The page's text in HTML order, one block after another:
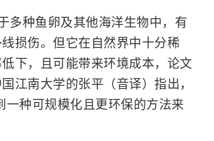
多种鱼卵及其他海洋生物中，有
损伤。但它在自然界中十分稀
下，且可能带来环境成本，论文
江南大学的张平（音译）指出，
一种可规模化且更环保的方法来